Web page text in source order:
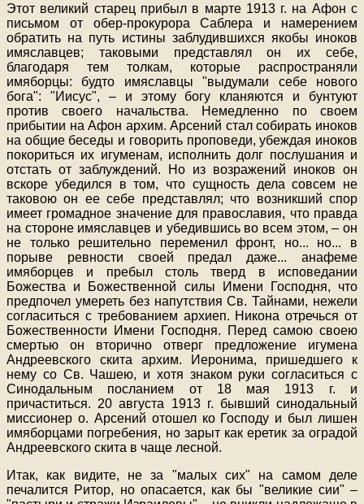
Этот великий старец прибыл в марте 1913 г. на Афон с
письмом от обер-прокурора Саблера и намерением
обратить на путь истины заблудившихся якобы иноков
имяславцев; таковыми представлял он их себе,
благодаря тем толкам, которые распространяли
имяборцы: будто имяславцы "выдумали себе нового
бога": "Иисус", – и этому богу кланяются и бунтуют
против своего начальства. Немедленно по своем
прибытии на Афон архим. Арсений стал собирать иноков
на общие беседы и говорить проповеди, убеждая иноков
покориться их игуменам, исполнить долг послушания и
отстать от заблуждений. Но из возражений иноков он
вскоре убедился в том, что сущность дела совсем не
таковою он ее себе представлял; что возникший спор
имеет громадное значение для православия, что правда
на стороне имяславцев и убедившись во всем этом, – он
не только решительно переменил фронт, но... но... в
порыве ревности своей предал даже... анафеме
имяборцев и пребыл столь тверд в исповедании
Божества и Божественной силы Имени Господня, что
предпочел умереть без напутствия Св. Тайнами, нежели
согласиться с требованием архиеп. Никона отречься от
Божественности Имени Господня. Перед самою своею
смертью он вторично отверг предложение игумена
Андреевского скита архим. Иеронима, пришедшего к
нему со Св. Чашею, и хотя знаком руки согласиться с
Синодальным посланием от 18 мая 1913 г. и
причаститься. 20 августа 1913 г. бывший синодальный
миссионер о. Арсений отошел ко Господу и был лишен
имяборцами погребения, но зарыт как еретик за оградой
Андреевского скита в чаще лесной.
Итак, как видите, не за "малых сих" на самом деле
печалится Ритор, но опасается, как бы "великие сии" –